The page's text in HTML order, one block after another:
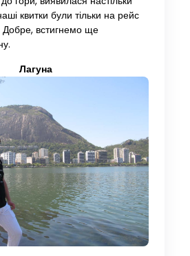
квитки були тільки на рейс
Добре, встигнемо ще
Лагуна